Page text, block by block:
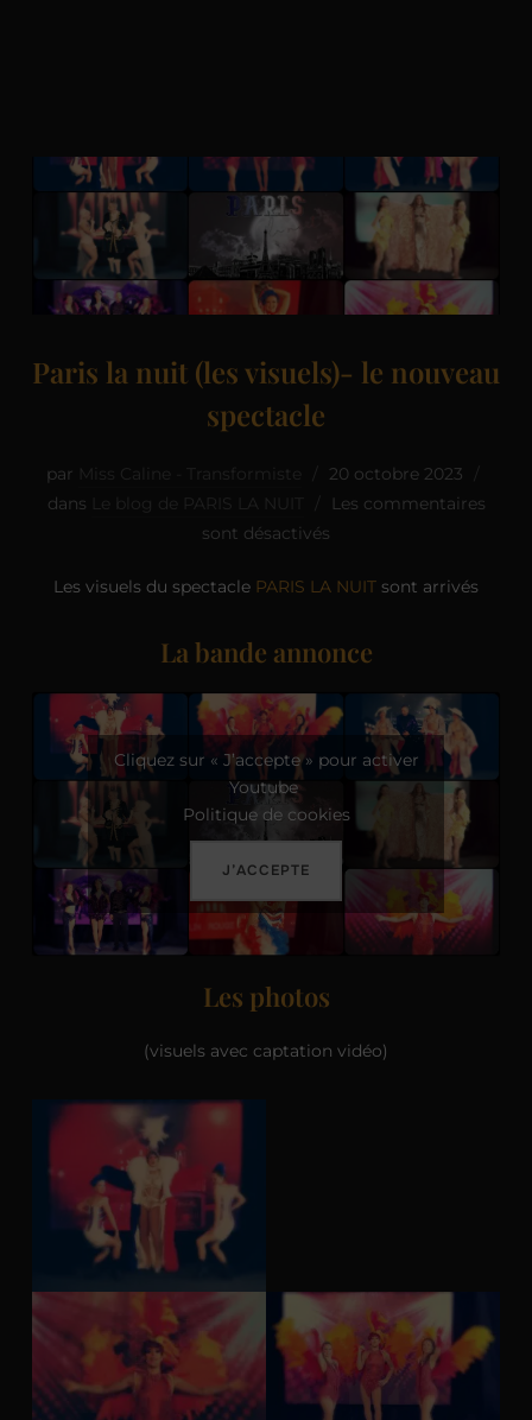
Paris la nuit (les visuels)- le nouveau
spectacle
par
20 octobre 2023
dans
Les commentaires
sont désactivés
Les visuels du spectacle PARIS LA NUIT sont arrivés
La bande annonce
Cliquez sur « J’accepte » pour activer
Youtube
Politique de cookies
J’ACCEPTE
Les photos
(visuels avec captation vidéo)